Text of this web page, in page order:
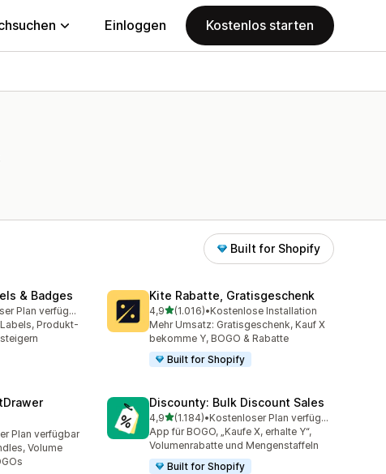
Einloggen Kostenlos starten
Built for Shopify
& Badges
Kostenloser Plan verfügbar
Produkt-
Kite Rabatte, Gratisgeschenk
4,9von 5 Sternen
(1.016)
1016 Rezensionen insgesamt
•Kostenlose Installation
Mehr Umsatz: Gratisgeschenk, Kauf X
bekomme Y, BOGO & Rabatte
Built for Shopify
Plan verfügbar
Volume
Discounty: Bulk Discount Sales
4,9von 5 Sternen
(1.184)
1184 Rezensionen insgesamt
•
Kostenloser Plan verfügbar
App für BOGO, „Kaufe X, erhalte Y“,
Volumenrabatte und Mengenstaffeln
Built for Shopify